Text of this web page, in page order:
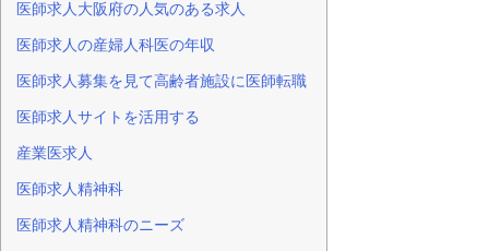
医師求人大阪府の人気のある求人
医師求人の産婦人科医の年収
医師求人募集を見て高齢者施設に医師転職
医師求人サイトを活用する
産業医求人
医師求人精神科
医師求人精神科のニーズ